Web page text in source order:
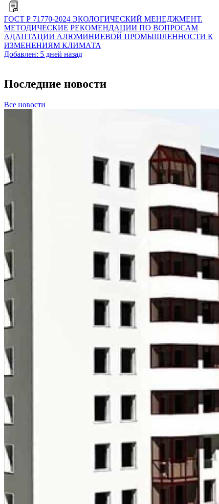
ГОСТ Р 71770-2024 ЭКОЛОГИЧЕСКИЙ МЕНЕДЖМЕНТ.
МЕТОДИЧЕСКИЕ РЕКОМЕНДАЦИИ ПО ВОПРОСАМ
АДАПТАЦИИ АЛЮМИНИЕВОЙ ПРОМЫШЛЕННОСТИ К
ИЗМЕНЕНИЯМ КЛИМАТА
Добавлен: 5 дней назад
Последние новости
Все новости